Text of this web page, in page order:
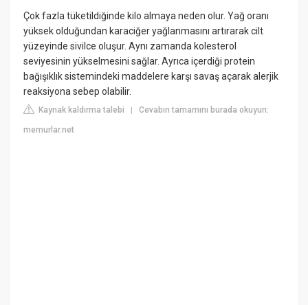
Çok fazla tüketildiğinde kilo almaya neden olur. Yağ oranı
yüksek olduğundan karaciğer yağlanmasını artırarak cilt
yüzeyinde sivilce oluşur. Aynı zamanda kolesterol
seviyesinin yükselmesini sağlar. Ayrıca içerdiği protein
bağışıklık sistemindeki maddelere karşı savaş açarak alerjik
reaksiyona sebep olabilir.
Kaynak kaldırma talebi |Cevabın tamamını burada okuyun:
memurlar.net